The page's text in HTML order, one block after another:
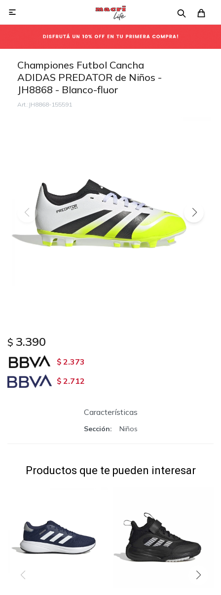

Championes Futbol Cancha
ADIDAS PREDATOR de Niños -
JH8868 - Blanco-fluor
JH8868-155591
$ 3.390
$ 2.373
$ 2.712
Características
Sección Niños
Productos que te pueden interesar